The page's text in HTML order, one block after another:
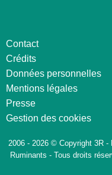
Contact
Crédits
Données personnelles
Mentions légales
Presse
Gestion des cookies
2006 - 2026 © Copyright 3R -
Ruminants - Tous droits